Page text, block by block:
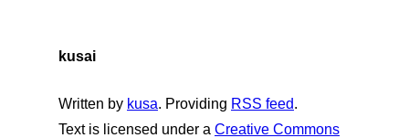
kusai
Written by kusa. Providing RSS feed.
Text is licensed under a Creative Commons